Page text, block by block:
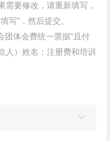
需要修改，请重新填写，
写”，然后提交。
团体会费统一票据”且付
人）姓名；注册费和培训